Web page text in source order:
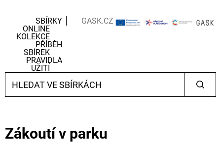
SBÍRKY
ONLINE
KOLEKCE
PŘÍBĚH
SBÍREK
PRAVIDLA
UŽITÍ
GASK.CZ
Zákoutí v parku